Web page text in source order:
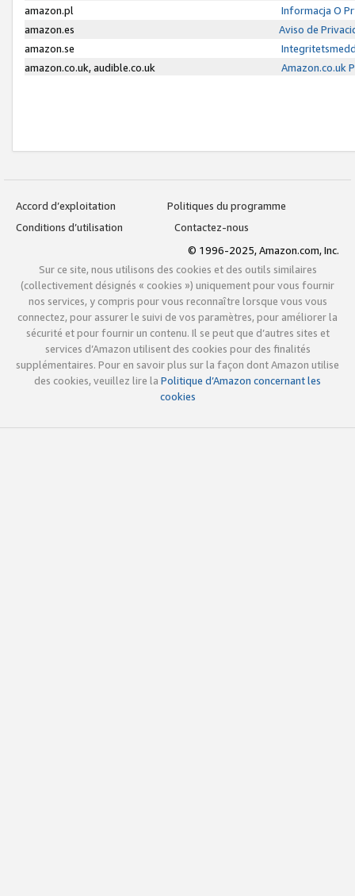
amazon.pl
Informacja O
amazon.es
Aviso de
amazon.se
amazon.co.uk, audible.co.uk
Amazon.co.uk
Accord d’exploitation
Politiques du programme
Conditions d’utilisation
Contactez-nous
© 1996-2025, Amazon.com, Inc.
Sur ce site, nous utilisons des cookies et des outils similaires
(collectivement désignés « cookies ») uniquement pour vous fournir
nos services, y compris pour vous reconnaître lorsque vous vous
connectez, pour assurer le suivi de vos paramètres, pour améliorer la
sécurité et pour fournir un contenu. Il se peut que d’autres sites et
services d’Amazon utilisent des cookies pour des finalités
supplémentaires. Pour en savoir plus sur la façon dont Amazon utilise
des cookies, veuillez lire la Politique d’Amazon concernant les
cookies